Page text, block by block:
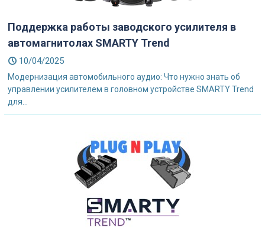
Поддержка работы заводского усилителя в
автомагнитолах SMARTY Trend
10/04/2025
Модернизация автомобильного аудио: Что нужно знать об
управлении усилителем в головном устройстве SMARTY Trend
для...